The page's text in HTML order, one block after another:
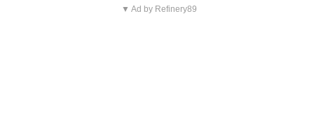
▼ Ad by Refinery89